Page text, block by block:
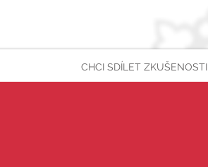
CHCI SDÍLET ZKUŠENOSTI